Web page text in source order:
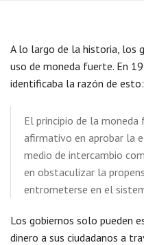
A lo largo de la historia, los
uso de moneda fuerte. En
identificaba la razón de esto:
El principio de la
afirmativo en aprobar la
medio de intercambio
en obstaculizar la
entrometerse en el
Los gobiernos solo pueden
dinero a sus ciudadanos a